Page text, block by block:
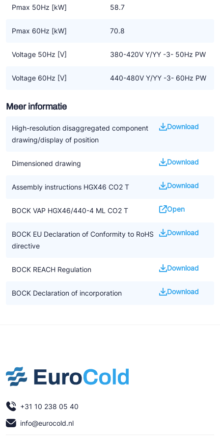
• CO2 applicaties vragen om een nieuw soort systeem en
• Het is nog geen algemene oplossing voor het vervangen van
• De aanwijzingen in de handleiding voor het installeren van CO2
op de op dat moment geldende kennisniveau. Het kan zijn dat
dit op termijn gewijzigd wordt door nieuwe ontwikkelingen
Pmax 50Hz [kW] 58.7
Pmax 60Hz [kW] 70.8
Voltage 50Hz [V] 380-420V Y/YY -3- 50Hz PW
Voltage 60Hz [V] 440-480V Y/YY -3- 60Hz PW
Meer informatie
High-resolution disaggregated component
drawing/display of position
Download
Dimensioned drawing Download
Assembly instructions HGX46 CO2 T Download
BOCK VAP HGX46/440-4 ML CO2 T Open
BOCK EU Declaration of Conformity to RoHS
directive
Download
BOCK REACH Regulation Download
BOCK Declaration of incorporation Download
+31 10 238 05 40
info@eurocold.nl